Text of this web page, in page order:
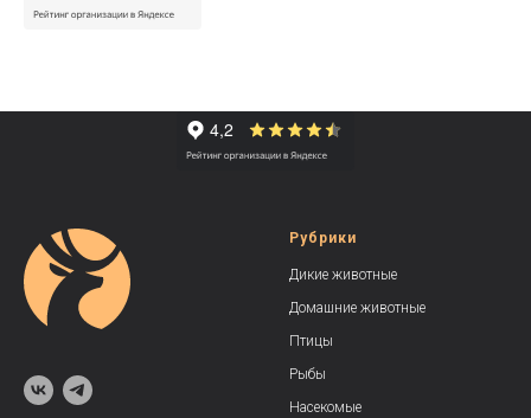
Рубрики
Дикие животные
Домашние животные
Птицы
Рыбы
Насекомые